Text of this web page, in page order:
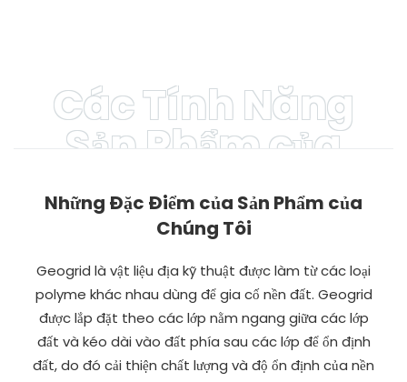
Các Tính Năng
Sản Phẩm của
Chúng Tôi
Những Đặc Điểm của Sản Phẩm của
Chúng Tôi
Geogrid là vật liệu địa kỹ thuật được làm từ các loại
polyme khác nhau dùng để gia cố nền đất. Geogrid
được lắp đặt theo các lớp nằm ngang giữa các lớp
đất và kéo dài vào đất phía sau các lớp để ổn định
đất, do đó cải thiện chất lượng và độ ổn định của nền